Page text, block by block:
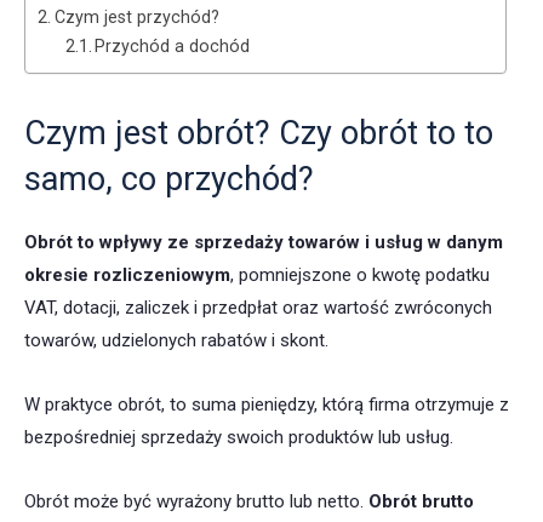
Czym jest przychód?
Przychód a dochód
Czym jest obrót? Czy obrót to to
samo, co przychód?
Obrót towpływy ze sprzedaży towarów i usług w danym
okresie rozliczeniowym, pomniejszone o kwotę podatku
VAT, dotacji, zaliczek i przedpłat oraz wartość zwróconych
towarów, udzielonych rabatów i skont.
W praktyce obrót, to suma pieniędzy, którą firma otrzymuje z
bezpośredniej sprzedaży swoich produktów lub usług.
Obrót może być wyrażony brutto lub netto. Obrót brutto